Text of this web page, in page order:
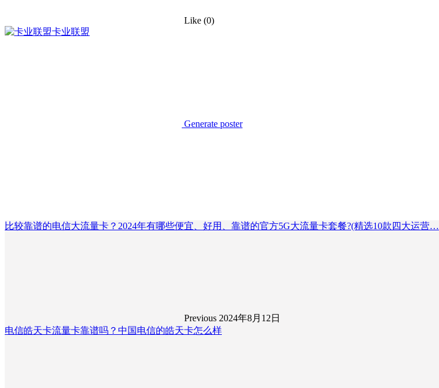
Like (0)
卡业联盟
Generate poster
比较靠谱的电信大流量卡？2024年有哪些便宜、好用、靠谱的官方5G大流量卡套餐?(精选10款四大运营…
Previous 2024年8月12日
电信皓天卡流量卡靠谱吗？中国电信的皓天卡怎么样